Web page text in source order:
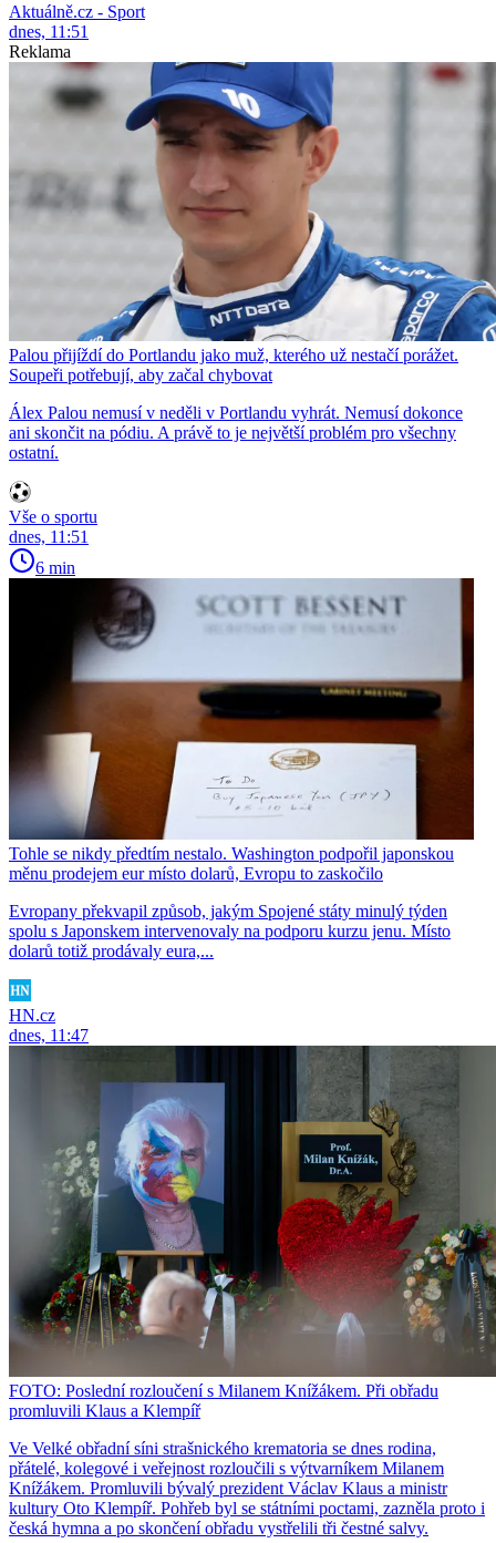
Aktuálně.cz - Sport
dnes, 11:51
Reklama
Palou přijíždí do Portlandu jako muž, kterého už nestačí porážet.
Soupeři potřebují, aby začal chybovat
Álex Palou nemusí v neděli v Portlandu vyhrát. Nemusí dokonce
ani skončit na pódiu. A právě to je největší problém pro všechny
ostatní.
Vše o sportu
dnes, 11:51
6 min
Tohle se nikdy předtím nestalo. Washington podpořil japonskou
měnu prodejem eur místo dolarů, Evropu to zaskočilo
Evropany překvapil způsob, jakým Spojené státy minulý týden
spolu s Japonskem intervenovaly na podporu kurzu jenu. Místo
dolarů totiž prodávaly eura,...
HN.cz
dnes, 11:47
FOTO: Poslední rozloučení s Milanem Knížákem. Při obřadu
promluvili Klaus a Klempíř
Ve Velké obřadní síni strašnického krematoria se dnes rodina,
přátelé, kolegové i veřejnost rozloučili s výtvarníkem Milanem
Knížákem. Promluvili bývalý prezident Václav Klaus a ministr
kultury Oto Klempíř. Pohřeb byl se státními poctami, zazněla proto i
česká hymna a po skončení obřadu vystřelili tři čestné salvy.